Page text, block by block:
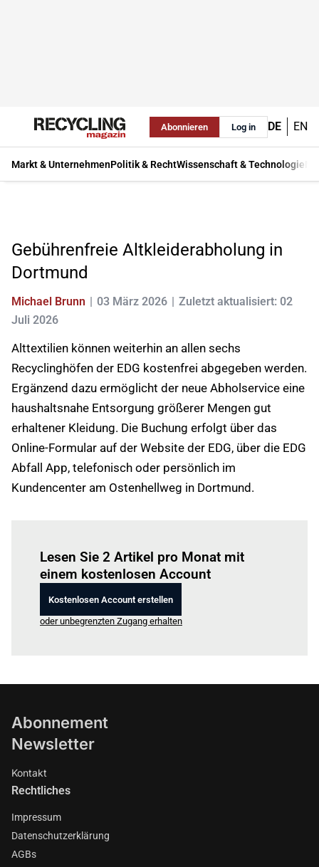
Abonnieren Log in DE EN
Markt & UnternehmenPolitik & RechtWissenschaft & Technologie
Gebührenfreie Altkleiderabholung in
Dortmund
Michael Brunn 03 März 2026
Zuletzt aktualisiert: 02
Juli 2026
Alttextilien können weiterhin an allen sechs
Recyclinghöfen der EDG kostenfrei abgegeben werden.
Ergänzend dazu ermöglicht der neue Abholservice eine
haushaltsnahe Entsorgung größerer Mengen gut
erhaltener Kleidung. Die Buchung erfolgt über das
Online-Formular auf der Website der EDG, über die EDG
Abfall App, telefonisch oder persönlich im
Kundencenter am Ostenhellweg in Dortmund.
Lesen Sie 2 Artikel pro Monat mit
einem kostenlosen Account
Kostenlosen Account erstellen
oder unbegrenzten Zugang erhalten
Abonnement
Newsletter
Kontakt
Rechtliches
Impressum
Datenschutzerklärung
AGBs